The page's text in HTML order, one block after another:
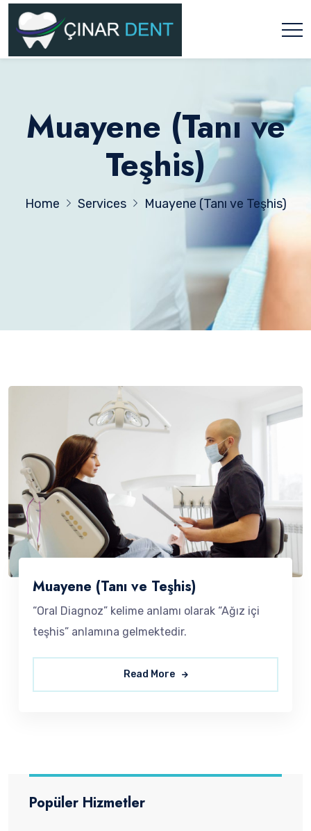
Muayene (Tanı ve
Teşhis)
Home Services Muayene (Tanı ve Teşhis)
Muayene (Tanı ve Teşhis)
“Oral Diagnoz” kelime anlamı olarak “Ağız içi
teşhis” anlamına gelmektedir.
Read More
Popüler Hizmetler